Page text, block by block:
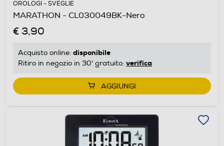
OROLOGI - SVEGLIE
MARATHON - CL030049BK-Nero
€ 3,90
Acquisto online: disponibile
Ritiro in negozio in 30' gratuito: verifica
AGGIUNGI